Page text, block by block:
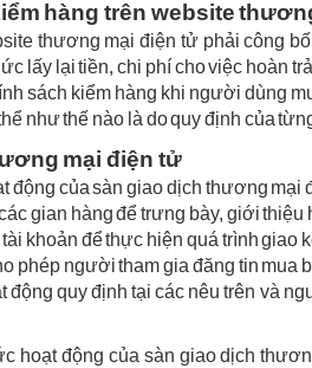
hàng trên website
thương mại điện tử phải công
lấy lại tiền, chi phí cho việc hoàn
sách kiểm hàng khi người dùng
như thế nào là do quy định của
mại điện tử
động của sàn giao dịch thương mại
gian hàng để trưng bày, giới thiệu
khoản để thực hiện quá trình giao
phép người tham gia đăng tin mua
động quy định tại các nêu trên và
hoạt động của sàn giao dịch